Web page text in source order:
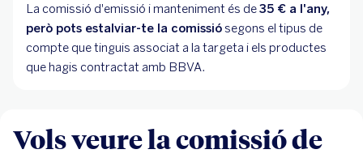
La comissió d'emissió i manteniment és de35 € a l'any,
però pots estalviar-te la comissiósegons el tipus de
compte que tinguis associat a la targeta i els productes
que hagis contractat amb BBVA.